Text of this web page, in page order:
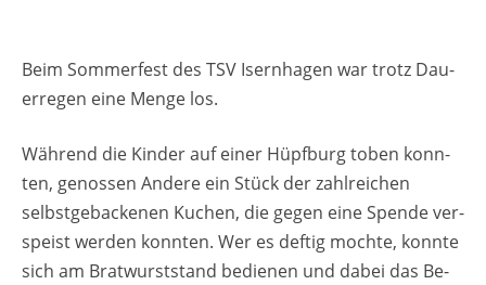
Beim Som­mer­fest des TSV Isern­ha­gen war trotz Dau­
er­re­gen eine Menge los.
Wäh­rend die Kin­der auf einer Hüpf­burg toben konn­
ten, ge­nos­sen An­de­re ein Stück der zahl­rei­chen
selbst­ge­ba­cke­nen Ku­chen, die gegen eine Spen­de ver­
speist wer­den konn­ten. Wer es def­tig moch­te, konn­te
sich am Brat­wurst­stand be­die­nen und dabei das Be­